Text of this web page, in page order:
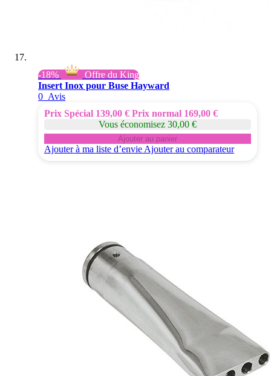
-18%
Offre du King
Insert Inox pour Buse Hayward
0 Avis
Prix Spécial 139,00 € Prix normal 169,00 €
Vous économisez 30,00 €
Ajouter au panier
Ajouter à ma liste d’envie Ajouter au comparateur